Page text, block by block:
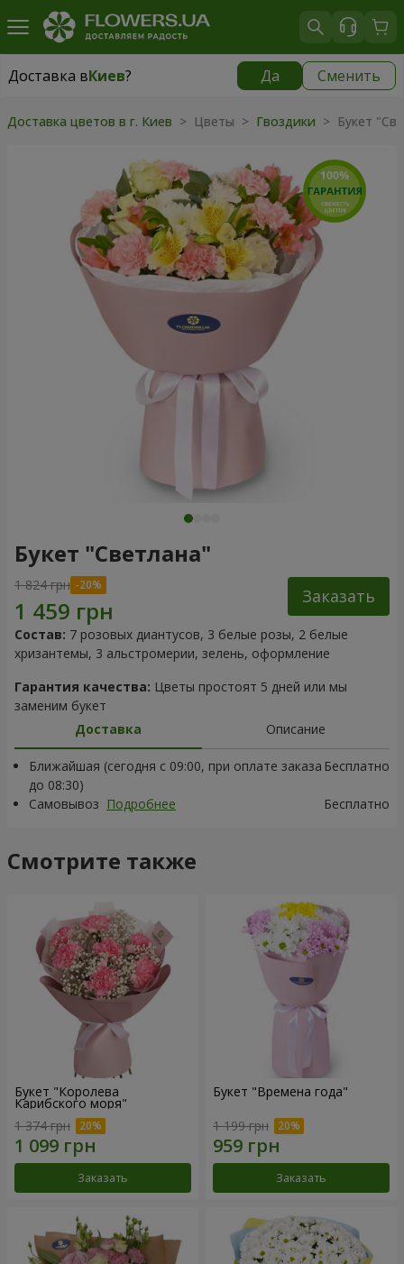
Доставка вКиев? Да Сменить
Доставка вКиев
Доставка цветов в г. Киев > Цветы > Гвоздики > Букет
Букет "Светлана"
1 824 грн
Заказать
Состав: 7 розовых диантусов, 3 белые розы, 2 белые
хризантемы, 3 альстромерии, зелень, оформление
Гарантия качества: Цветы простоят 5 дней или мы
заменим букет
Доставка
Описание
Ближайшая (сегодня с 09:00, при оплате заказа
до 08:30)
Бесплатно
Самовывоз Подробнее Бесплатно
Смотрите также
Букет "Королева
Карибского моря"
1 374 грн
Заказать
Букет "Времена года"
1 199 грн
Заказать